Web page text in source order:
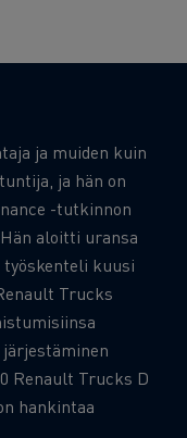
ja muiden kuin
ja hän on
-tutkinnon
aloitti uransa
työskenteli kuusi
Trucks
Renault Trucks D
hankintaa